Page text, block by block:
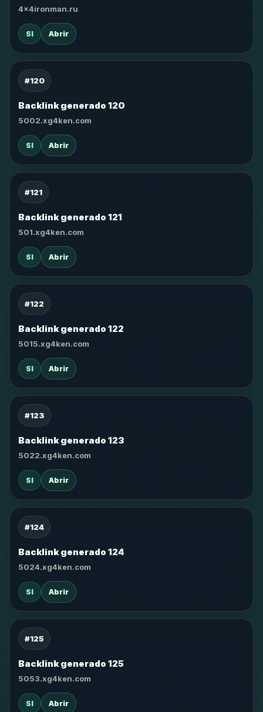
4x4ironman.ru
SI Abrir
#120
Backlink generado 120
5002.xg4ken.com
SI Abrir
#121
Backlink generado 121
501.xg4ken.com
SI Abrir
#122
Backlink generado 122
5015.xg4ken.com
SI Abrir
#123
Backlink generado 123
5022.xg4ken.com
SI Abrir
#124
Backlink generado 124
5024.xg4ken.com
SI Abrir
#125
Backlink generado 125
5053.xg4ken.com
SI Abrir